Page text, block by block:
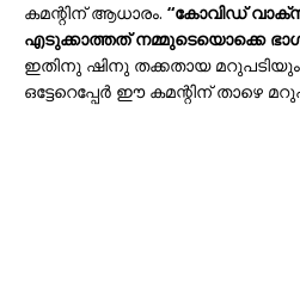
കമന്റിന് ആധാരം. “കോവിഡ്
എടുക്കാത്തത് നമ്മുടെയൊക്കെ
ഇതിനു ഷിനു തക്കതായ മറുപടിയും
ഒട്ടേറെപ്പേർ ഈ കമന്റിന് താഴെ